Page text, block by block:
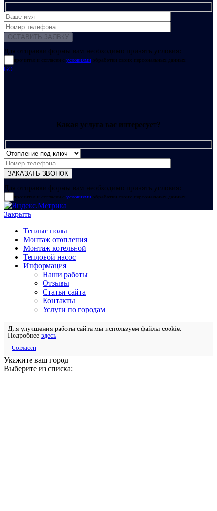
Для отправки формы вам необходимо принять условия:
прочитал и согласен с условиями обработки своих персональных данных
GO
Какая услуга вас интересует?
Для отправки формы вам необходимо принять условия:
прочитал и согласен с условиями обработки своих персональных данных
Закрыть
Теплые полы
Монтаж отопления
Монтаж котельной
Тепловой насос
Информация
Наши работы
Отзывы
Статьи сайта
Контакты
Услуги по городам
Для улучшения работы сайта мы используем файлы cookie.
Подробнее здесь
Согласен
Укажите ваш город
Выберите из списка: